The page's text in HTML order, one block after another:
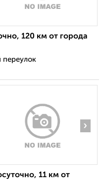
120 км от города
переулок
›
11 км от